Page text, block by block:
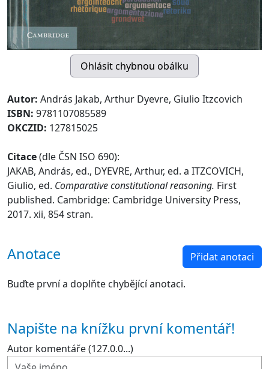
Autor: András Jakab, Arthur Dyevre, Giulio Itzcovich
ISBN: 9781107085589
OKCZID: 127815025
Citace(dle ČSN ISO 690):
JAKAB, András, ed., DYEVRE, Arthur, ed. a ITZCOVICH,
Giulio, ed. Comparative constitutional reasoning. First
published. Cambridge: Cambridge University Press,
2017. xii, 854 stran.
Anotace Přidat anotaci
Buďte první a doplňte chybějící anotaci.
Napište na knížku první komentář!
Autor komentáře (127.0.0...)